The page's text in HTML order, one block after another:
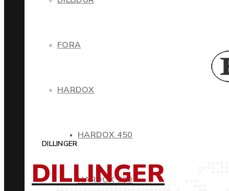
FORA
HARDOX
HARDOX 450
HARDOX 500
DILLINGER
DILLINGER